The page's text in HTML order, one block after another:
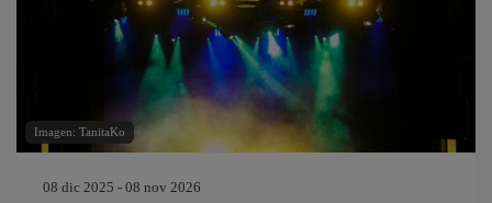
Imagen: TanitaKo
08 dic 2025 - 08 nov 2026